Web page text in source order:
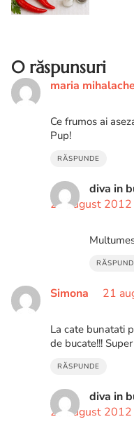
0 răspunsuri
maria mihalache
Ce frumos ai
Pup!
RĂSPUNDE
diva in
22 august
Simona 21
La cate bunatati
de bucate!!!
RĂSPUNDE
diva in
22 august